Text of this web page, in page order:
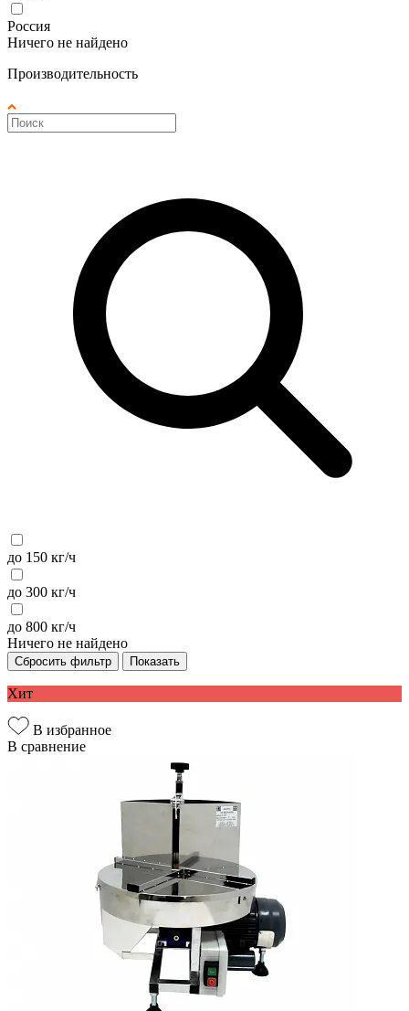
Россия
Ничего не найдено
Производительность
до 150 кг/ч
до 300 кг/ч
до 800 кг/ч
Ничего не найдено
Сбросить фильтр Показать
Хит
В избранное
В сравнение